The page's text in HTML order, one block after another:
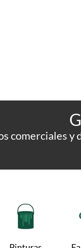
comerciales